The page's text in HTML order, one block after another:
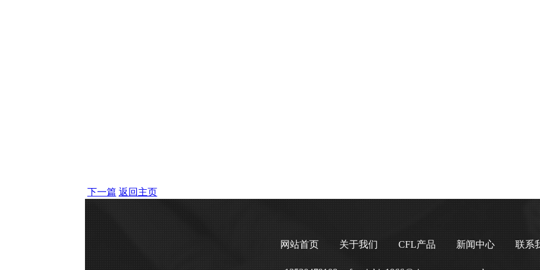
下一篇 返回主页
网站首页 关于我们 CFL产品 新闻中心 联系